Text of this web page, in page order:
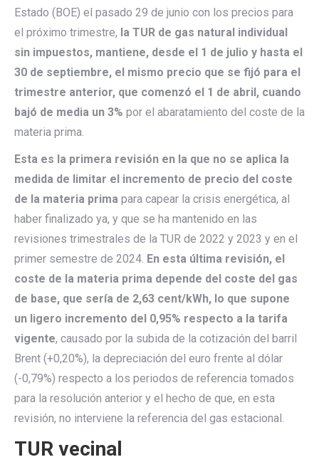
Estado (BOE) el pasado 29 de junio con los precios para
el próximo trimestre, la TUR de gas natural individual
sin impuestos, mantiene, desde el 1 de julio y hasta el
30 de septiembre, el mismo precio que se fijó para el
trimestre anterior, que comenzó el 1 de abril, cuando
bajó de media un 3% por el abaratamiento del coste de la
materia prima.
Esta es la primera revisión en la que no se aplica la
medida de limitar el incremento de precio del coste
de la materia prima para capear la crisis energética, al
haber finalizado ya, y que se ha mantenido en las
revisiones trimestrales de la TUR de 2022 y 2023 y en el
primer semestre de 2024. En esta última revisión, el
coste de la materia prima depende del coste del gas
de base, que sería de 2,63 cent/kWh, lo que supone
un ligero incremento del 0,95% respecto a la tarifa
vigente, causado por la subida de la cotización del barril
Brent (+0,20%), la depreciación del euro frente al dólar
(-0,79%) respecto a los periodos de referencia tomados
para la resolución anterior y el hecho de que, en esta
revisión, no interviene la referencia del gas estacional.
TUR vecinal